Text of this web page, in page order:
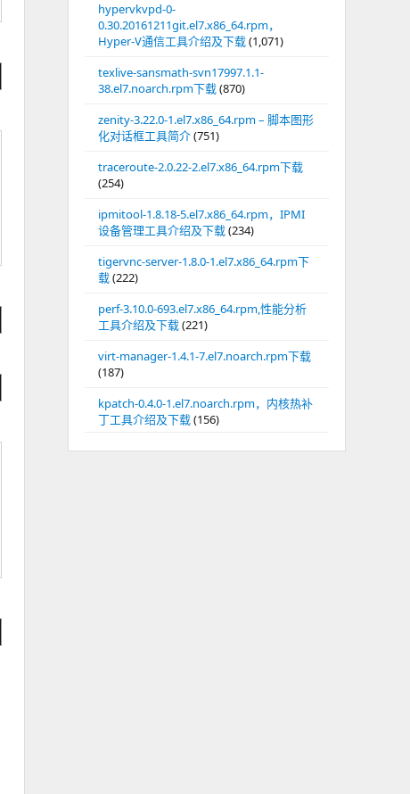
hypervkvpd-0-
0.30.20161211git.el7.x86_64.rpm，
Hyper-V通信工具介绍及下载(1,071)
texlive-sansmath-svn17997.1.1-
38.el7.noarch.rpm下载(870)
zenity-3.22.0-1.el7.x86_64.rpm – 脚本图形
化对话框工具简介(751)
traceroute-2.0.22-2.el7.x86_64.rpm下载
(254)
ipmitool-1.8.18-5.el7.x86_64.rpm，IPMI
设备管理工具介绍及下载(234)
tigervnc-server-1.8.0-1.el7.x86_64.rpm下
载(222)
perf-3.10.0-693.el7.x86_64.rpm,性能分析
工具介绍及下载(221)
virt-manager-1.4.1-7.el7.noarch.rpm下载
(187)
kpatch-0.4.0-1.el7.noarch.rpm，内核热补
丁工具介绍及下载(156)